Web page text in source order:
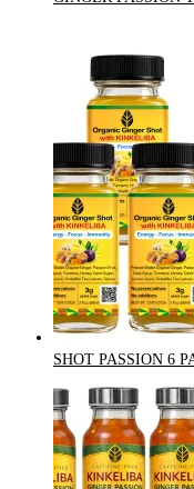
SHOT PASSION 6